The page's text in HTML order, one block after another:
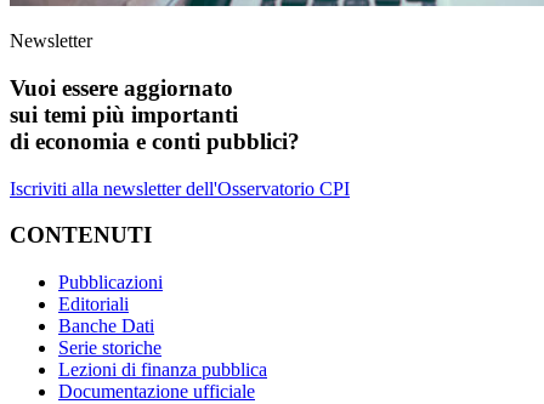
Newsletter
Vuoi essere aggiornato
sui temi più importanti
di economia e conti pubblici?
Iscriviti alla newsletter dell'Osservatorio CPI
CONTENUTI
Pubblicazioni
Editoriali
Banche Dati
Serie storiche
Lezioni di finanza pubblica
Documentazione ufficiale